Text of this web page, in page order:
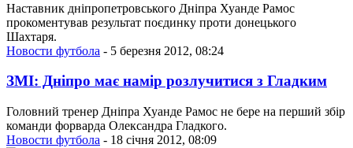
Наставник дніпропетровського Дніпра Хуанде Рамос
прокоментував результат поєдинку проти донецького
Шахтаря.
Новости футбола - 5 березня 2012, 08:24
ЗМІ: Дніпро має намір розлучитися з Гладким
Головний тренер Дніпра Хуанде Рамос не бере на перший збір
команди форварда Олександра Гладкого.
Новости футбола - 18 січня 2012, 08:09